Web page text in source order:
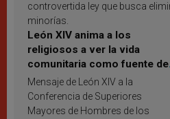
controvertida ley que busca
minorías.
León XIV anima a los
religiosos a ver la vida
comunitaria como fuente de
inspiración y santificación
Mensaje de León XIV a la
Conferencia de Superiores
Mayores de Hombres de los